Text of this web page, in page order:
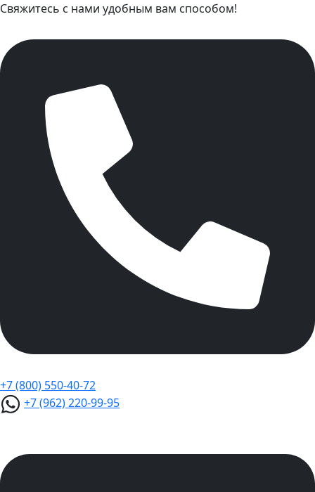
Свяжитесь с нами удобным вам способом!
+7 (800) 550-40-72
+7 (962) 220-99-95